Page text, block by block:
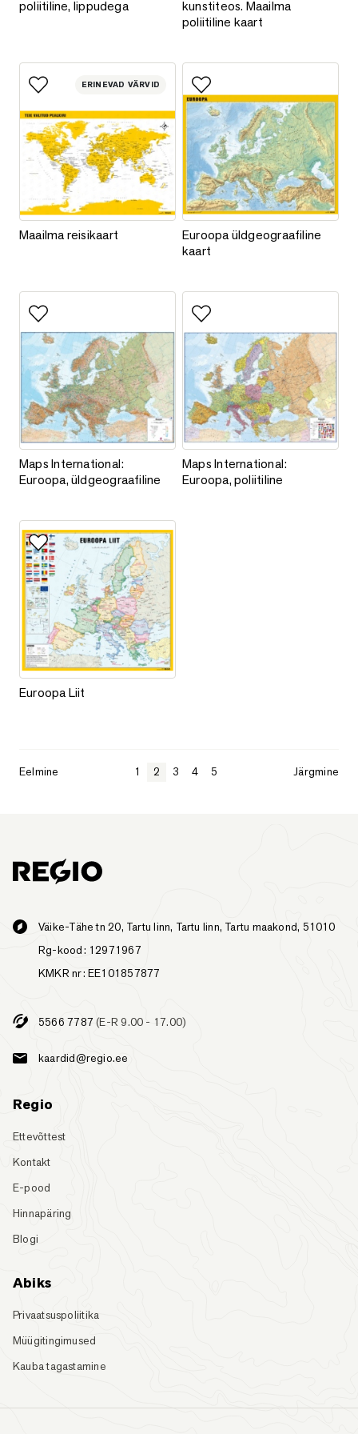
poliitiline, lippudega
kunstiteos. Maailma
poliitiline kaart
ERINEVAD VÄRVID
Maailma reisikaart
Maailma reisikaart
Lisa lemmikutesse
Euroopa üldgeograafiline kaart
Euroopa üldgeograafiline
kaart
Lisa lemmikutesse
Maps International: Euroopa, üldgeograafiline
Maps International:
Euroopa, üldgeograafiline
Lisa lemmikutesse
Maps International: Euroopa,
Maps International:
Euroopa, poliitiline
Lisa lemmikutesse
Euroopa Liit
Euroopa Liit
Eelmine 1 2 3 4 5 Järgmine
Väike-Tähe tn 20, Tartu linn, Tartu linn, Tartu maakond, 51010
Rg-kood: 12971967
KMKR nr: EE101857877
5566 7787 (E-R 9.00 - 17.00)
kaardid@regio.ee
Regio
Ettevõttest
Kontakt
E-pood
Hinnapäring
Blogi
Abiks
Privaatsuspoliitika
Müügitingimused
Kauba tagastamine